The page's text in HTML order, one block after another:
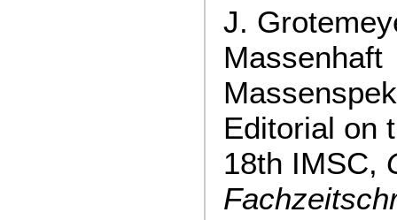
J.
Massenhaft
Editorial on
18th IMSC,